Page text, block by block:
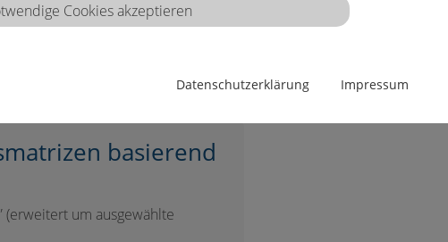
Cookies akzeptieren
Datenschutzerklärung Impressum
basierend
(erweitert um ausgewählte